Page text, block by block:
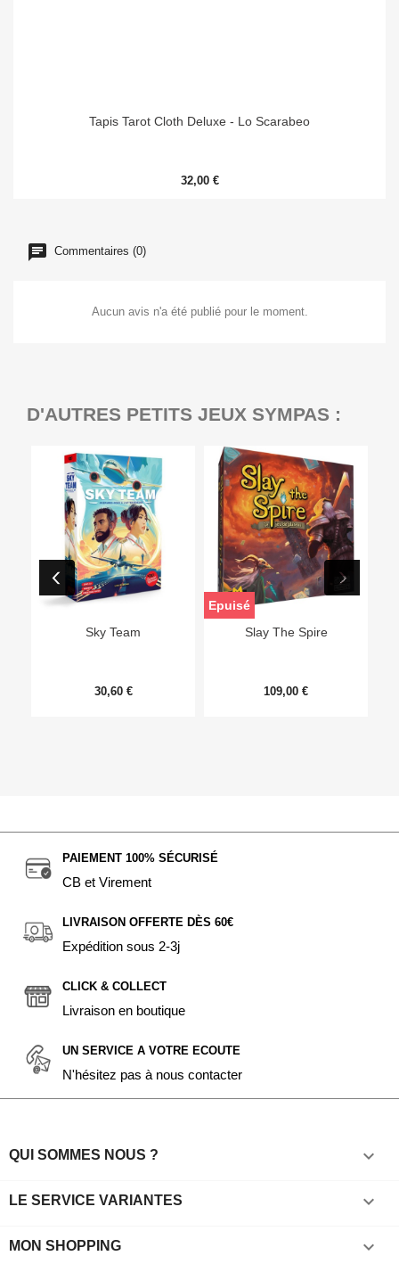
Tapis Tarot Cloth Deluxe - Lo Scarabeo
32,00 €
Commentaires (0)
Aucun avis n'a été publié pour le moment.
D'AUTRES PETITS JEUX SYMPAS :
Sky Team
30,60 €
Slay The Spire
109,00 €
Epuisé
PAIEMENT 100% SÉCURISÉ
CB et Virement
LIVRAISON OFFERTE DÈS 60€
Expédition sous 2-3j
CLICK & COLLECT
Livraison en boutique
UN SERVICE A VOTRE ECOUTE
N'hésitez pas à nous contacter
QUI SOMMES NOUS ? 
LE SERVICE VARIANTES 
MON SHOPPING 